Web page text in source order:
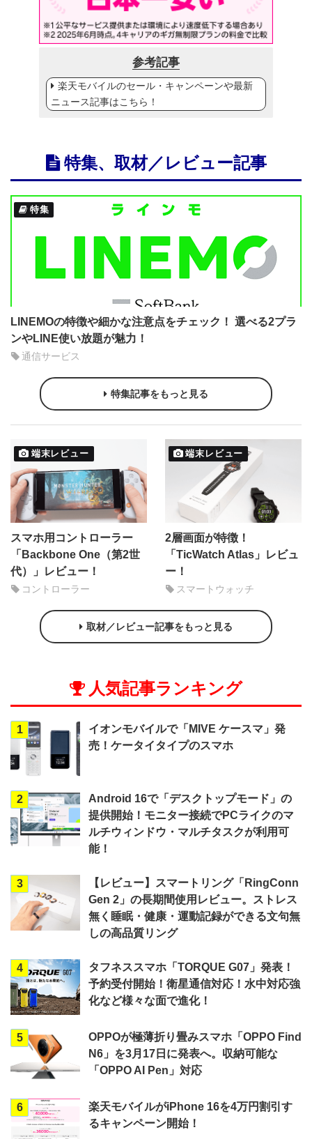
参考記事
楽天モバイルのセール・キャンペーンや最新
ニュース記事はこちら！
特集、取材／レビュー記事
特集
LINEMOの特徴や細かな注意点をチェック！ 選べる2プラ
ンやLINE使い放題が魅力！
通信サービス
特集記事をもっと見る
端末レビュー
スマホ用コントローラー
「Backbone One（第2世
代）」レビュー！
コントローラー
端末レビュー
2層画面が特徴！
「TicWatch Atlas」レビュ
ー！
スマートウォッチ
取材／レビュー記事をもっと見る
人気記事ランキング
1
イオンモバイルで「MIVE ケースマ」発
売！ケータイタイプのスマホ
2
Android 16で「デスクトップモード」の
提供開始！モニター接続でPCライクのマ
ルチウィンドウ・マルチタスクが利用可
能！
3
【レビュー】スマートリング「RingConn
Gen 2」の長期間使用レビュー。ストレス
無く睡眠・健康・運動記録ができる文句無
しの高品質リング
4
タフネススマホ「TORQUE G07」発表！
予約受付開始！衛星通信対応！水中対応強
化など様々な面で進化！
5
OPPOが極薄折り畳みスマホ「OPPO Find
N6」を3月17日に発表へ。収納可能な
「OPPO AI Pen」対応
6
楽天モバイルがiPhone 16を4万円割引す
るキャンペーン開始！